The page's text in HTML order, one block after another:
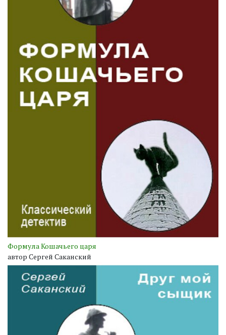
Формула Кошачьего царя
автор Сергей Саканский